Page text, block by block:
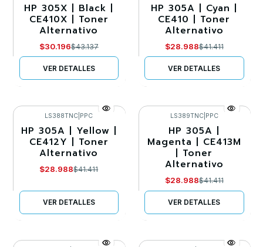
-30%
Agotado
HP 305X | Black |
CE410X | Toner
Alternativo
$30.196$43.137
VER DETALLES
-30%
Agotado
HP 305A | Cyan |
CE410 | Toner
Alternativo
$28.988$41.411
VER DETALLES
-30%
Agotado
LS388TNC PPC
HP 305A | Yellow |
CE412Y | Toner
Alternativo
$28.988$41.411
VER DETALLES
-30%
Agotado
LS389TNC| PPC
HP 305A |
Magenta | CE413M
| Toner
Alternativo
$28.988$41.411
VER DETALLES